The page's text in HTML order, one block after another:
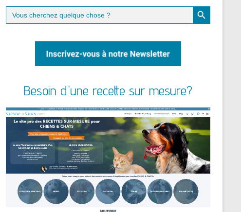
Search
for:
Search Button
Besoin d'une recette sur mesure?